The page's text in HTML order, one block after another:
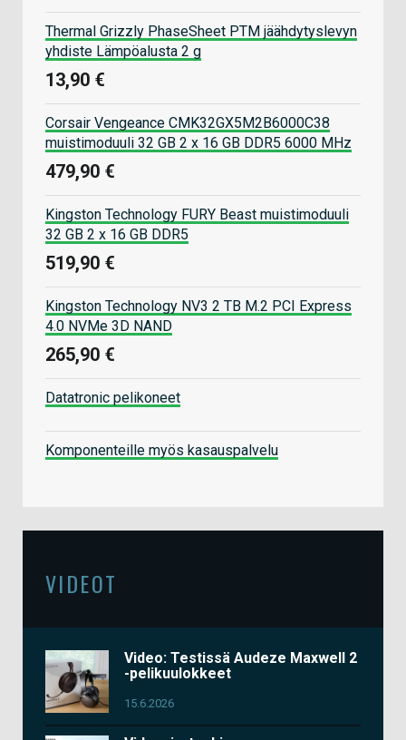
Thermal Grizzly PhaseSheet PTM jäähdytyslevyn
yhdiste Lämpöalusta 2 g
13,90 €
Corsair Vengeance CMK32GX5M2B6000C38
muistimoduuli 32 GB 2 x 16 GB DDR5 6000 MHz
479,90 €
Kingston Technology FURY Beast muistimoduuli
32 GB 2 x 16 GB DDR5
519,90 €
Kingston Technology NV3 2 TB M.2 PCI Express
4.0 NVMe 3D NAND
265,90 €
Datatronic pelikoneet
Komponenteille myös kasauspalvelu
VIDEOT
Video: Testissä Audeze Maxwell 2
-pelikuulokkeet
15.6.2026